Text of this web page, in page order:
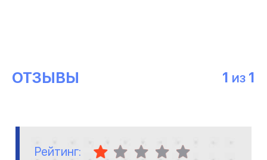
ОТЗЫВЫ 1 ИЗ 1
Рейтинг: